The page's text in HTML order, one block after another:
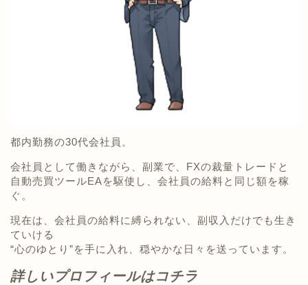
都内勤務の30代会社員。
会社員として働きながら、副業で、FXの裁量トレードと
自動売買ツールEAを駆使し、会社員の給料と同じ額を稼
ぐ。
現在は、会社員の給料に縛られない、副収入だけでも生き
ていける
“心のゆとり”を手に入れ、穏やかな日々を送っています。
詳しいプロフィールはコチラ